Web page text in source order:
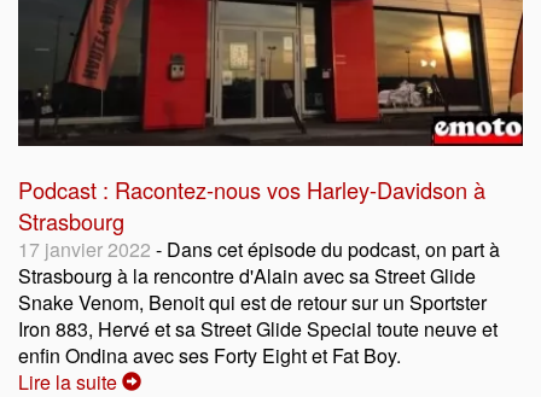
Podcast : Racontez-nous vos Harley-Davidson à
Strasbourg
17 janvier 2022 - Dans cet épisode du podcast, on part à
Strasbourg à la rencontre d'Alain avec sa Street Glide
Snake Venom, Benoit qui est de retour sur un Sportster
Iron 883, Hervé et sa Street Glide Special toute neuve et
enfin Ondina avec ses Forty Eight et Fat Boy.
Lire la suite